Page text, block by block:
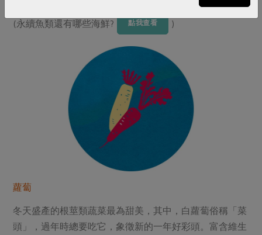
(永續魚類還有哪些海鮮? 點我查看 )
蘿蔔
冬天盛產的根莖類蔬菜最為甜美，其中，白蘿蔔俗稱「菜
頭」，過年時總要吃它，象徵新的一年好彩頭。富含維生